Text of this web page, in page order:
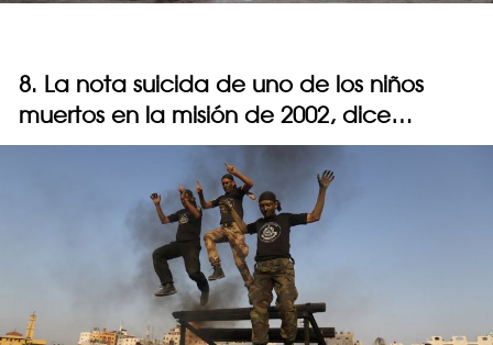
8. La nota suicida de uno de los niños
muertos en la misión de 2002, dice…